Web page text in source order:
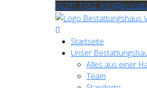
06291 1452
Startseite
Unser
Alles aus einer
Team